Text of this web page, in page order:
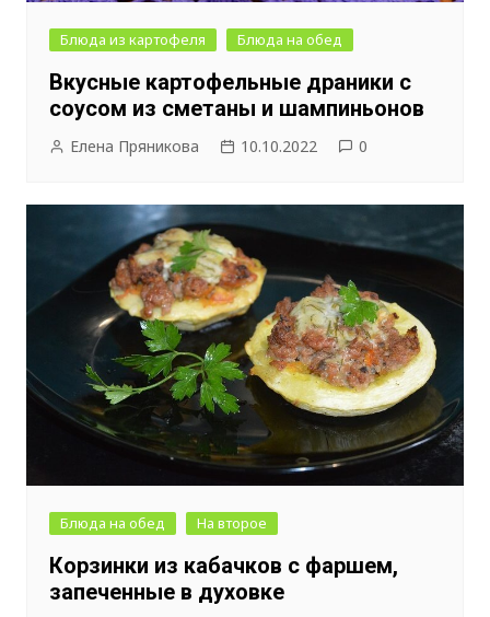
Блюда из картофеля Блюда на обед
Вкусные картофельные драники с
соусом из сметаны и шампиньонов
Елена Пряникова 10.10.2022 0
Блюда на обед На второе
Корзинки из кабачков с фаршем,
запеченные в духовке